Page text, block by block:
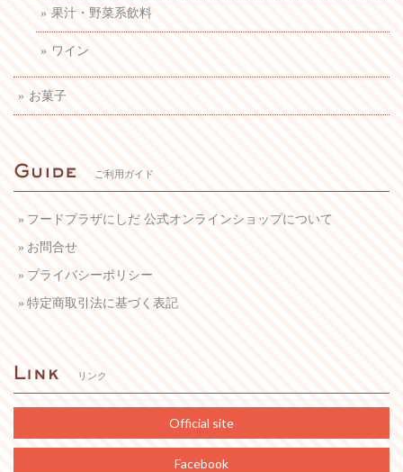
果汁・野菜系飲料
ワイン
お菓子
ご利用ガイド
フードプラザにしだ 公式オンラインショップについて
お問合せ
プライバシーポリシー
特定商取引法に基づく表記
リンク
Official site
Facebook